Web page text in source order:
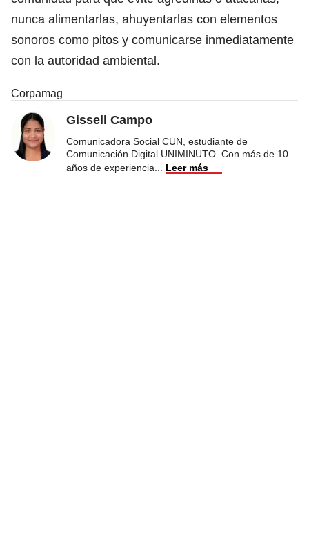
nunca alimentarlas, ahuyentarlas con elementos
sonoros como pitos y comunicarse inmediatamente
con la autoridad ambiental.
Corpamag
Gissell Campo
Comunicadora Social CUN, estudiante de
Comunicación Digital UNIMINUTO. Con más de 10
años de experiencia
Leer más